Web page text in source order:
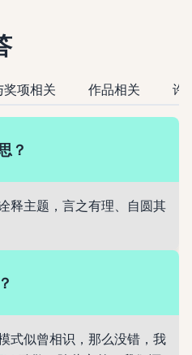
？
释主题，言之有理、自圆其
式似曾相识，那么没错，我
项相关 作品相关 许